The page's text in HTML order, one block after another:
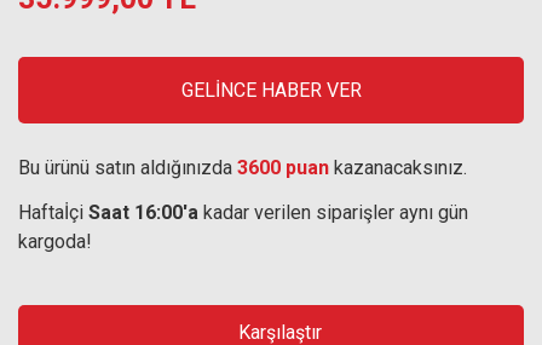
GELİNCE HABER VER
Bu ürünü satın aldığınızda 3600 puan kazanacaksınız.
Haftaİçi Saat 16:00'a kadar verilen siparişler aynı gün
kargoda!
Karşılaştır